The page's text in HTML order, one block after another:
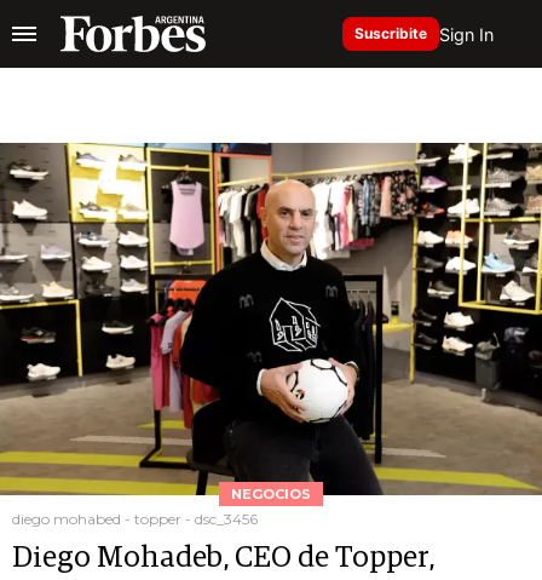
Suscribite Sign In
NEGOCIOS
diego mohabed - topper - dsc_3456
Diego Mohadeb, CEO de Topper,